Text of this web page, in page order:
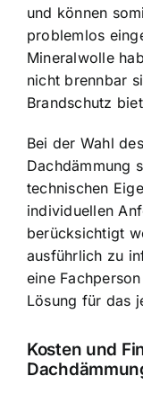
und können
problemlos
Mineralwolle
nicht brennbar
Brandschutz
Bei der Wahl
Dachdämmung
technischen
individuellen
berücksichtigt
ausführlich zu
eine
Lösung für das
Kosten und